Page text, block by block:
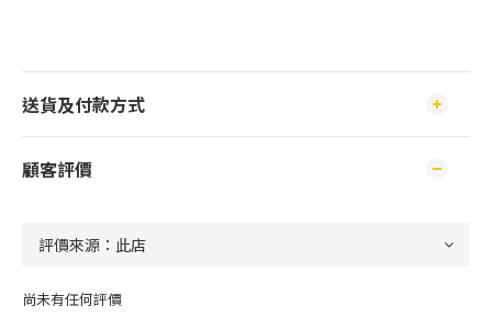
送貨及付款方式
顧客評價
尚未有任何評價